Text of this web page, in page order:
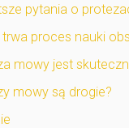
pytania o
trwa proces nauki
mowy jest
mowy są drogie?